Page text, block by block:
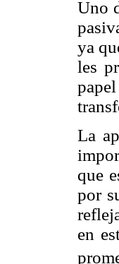
Uno
ya
les
La
que
por
en